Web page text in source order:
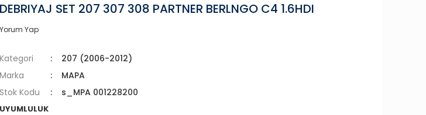
DEBRIYAJ SET 207 307 308 PARTNER BERLNGO C4 1.6HDI
Yorum Yap
Kategori
207 (2006-2012)
Marka
MAPA
Stok Kodu
s_MPA 001228200
UYUMLULUK